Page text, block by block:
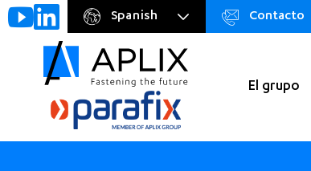
Go to
main
content
El grupo
Spanish
Menu
preheader
Contacto